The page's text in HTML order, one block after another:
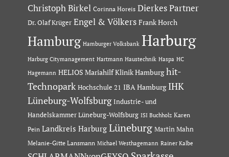
Christoph Birkel Corinna Horeis Dierkes Partner
Dr. Olaf Krüger Engel & Völkers Frank Horch
Hamburg Hamburger Volksbank Harburg
Harburg Citymanagement Hartmann Haustechnik Haspa HC
Hagemann HELIOS Mariahilf Klinik Hamburg hit-
Technopark Hochschule 21 IBA Hamburg IHK
Lüneburg-Wolfsburg Industrie- und
Handelskammer Lüneburg-Wolfsburg ISI Buchholz Karen
Pein Landkreis Harburg Lüneburg Martin Mahn
Melanie-Gitte Lansmann Michael Westhagemann Rainer Kalbe